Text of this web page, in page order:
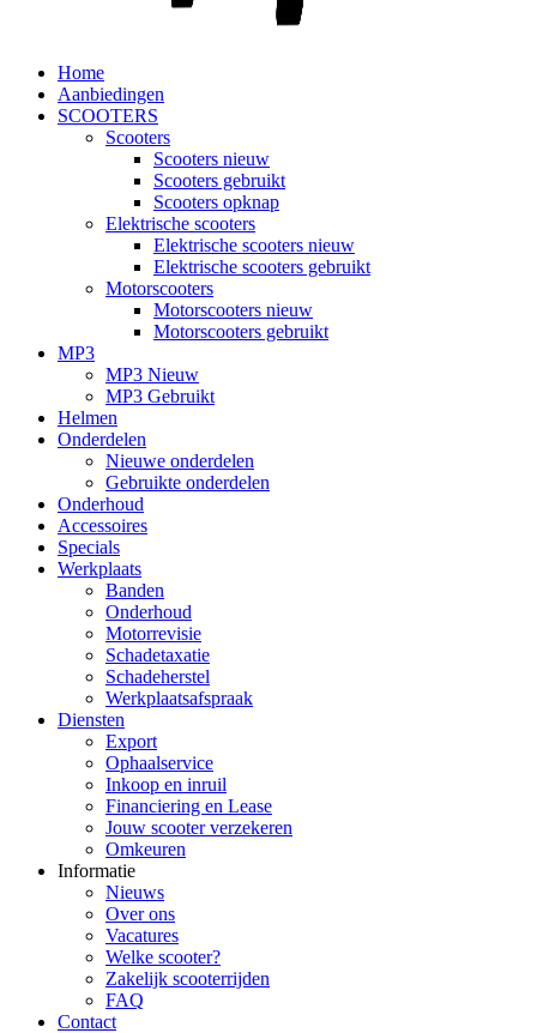
Home
Aanbiedingen
SCOOTERS
Scooters
Scooters nieuw
Scooters gebruikt
Scooters opknap
Elektrische scooters
Elektrische scooters nieuw
Elektrische scooters gebruikt
Motorscooters
Motorscooters nieuw
Motorscooters gebruikt
MP3
MP3 Nieuw
MP3 Gebruikt
Helmen
Onderdelen
Nieuwe onderdelen
Gebruikte onderdelen
Onderhoud
Accessoires
Specials
Werkplaats
Banden
Onderhoud
Motorrevisie
Schadetaxatie
Schadeherstel
Werkplaatsafspraak
Diensten
Export
Ophaalservice
Inkoop en inruil
Financiering en Lease
Jouw scooter verzekeren
Omkeuren
Informatie
Nieuws
Over ons
Vacatures
Welke scooter?
Zakelijk scooterrijden
FAQ
Contact